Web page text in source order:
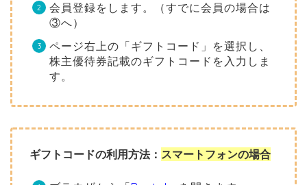
会員登録をします。（すでに会員の場合は
③へ）
ページ右上の「ギフトコード」を選択し、
株主優待券記載のギフトコードを入力しま
す。
ギフトコードの利用方法： スマートフォンの場合